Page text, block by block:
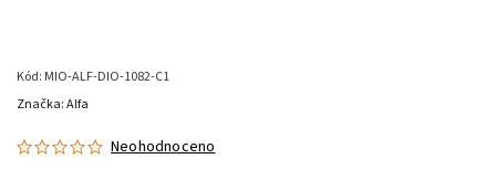
Kód: MIO-ALF-DIO-1082-C1
Neohodnoceno
Značka:Alfa